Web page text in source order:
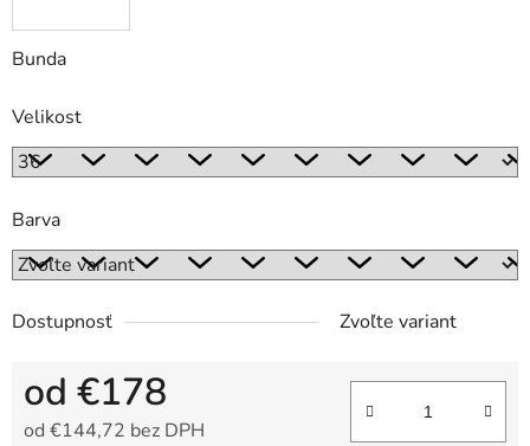
Bunda
Velikost
Barva
Dostupnosť Zvoľte variant
od €178
od €144,72 bez DPH